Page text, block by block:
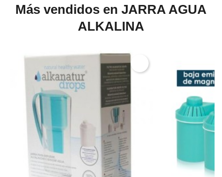
Más vendidos en JARRA AGUA
ALKALINA